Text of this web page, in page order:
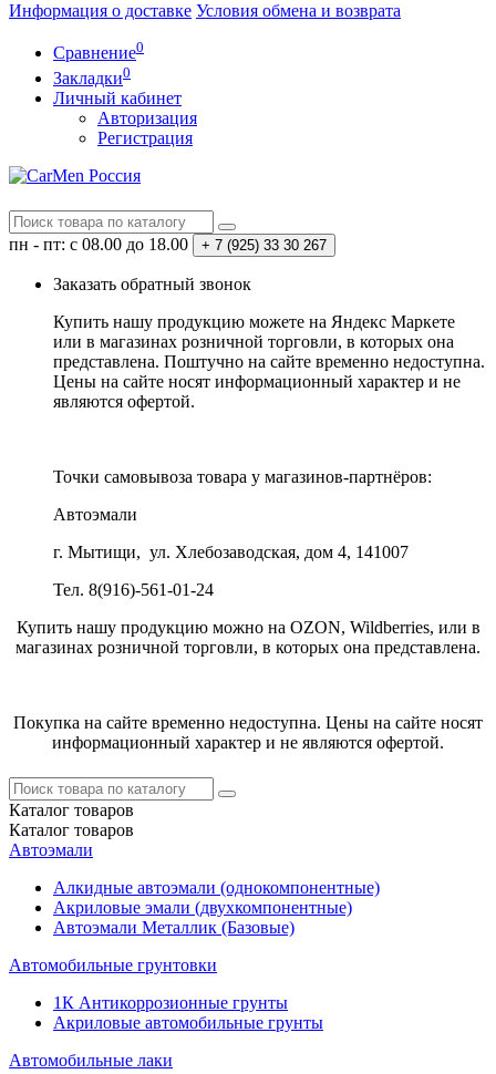
Информация о доставке Условия обмена и возврата
Сравнение0
Закладки0
Личный кабинет
Авторизация
Регистрация
пн - пт: с 08.00 до 18.00 + 7 (925) 33 30 267
Заказать обратный звонок
Купить нашу продукцию можете на Яндекс Маркете
или в магазинах розничной торговли, в которых она
представлена. Поштучно на сайте временно недоступна.
Цены на сайте носят информационный характер и не
являются офертой.
Точки самовывоза товара у магазинов-партнёров:
Автоэмали
г. Мытищи, ул. Хлебозаводская, дом 4, 141007
Тел. 8(916)-561-01-24
Купить нашу продукцию можно на OZON, Wildberries, или в
магазинах розничной торговли, в которых она представлена.
Покупка на сайте временно недоступна. Цены на сайте носят
информационный характер и не являются офертой.
Каталог товаров
Каталог товаров
Автоэмали
Алкидные автоэмали (однокомпонентные)
Акриловые эмали (двухкомпонентные)
Автоэмали Металлик (Базовые)
Автомобильные грунтовки
1К Антикоррозионные грунты
Акриловые автомобильные грунты
Автомобильные лаки